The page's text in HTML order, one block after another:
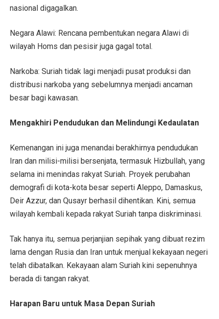
nasional digagalkan.
Negara Alawi: Rencana pembentukan negara Alawi di
wilayah Homs dan pesisir juga gagal total.
Narkoba: Suriah tidak lagi menjadi pusat produksi dan
distribusi narkoba yang sebelumnya menjadi ancaman
besar bagi kawasan.
Mengakhiri Pendudukan dan Melindungi Kedaulatan
Kemenangan ini juga menandai berakhirnya pendudukan
Iran dan milisi-milisi bersenjata, termasuk Hizbullah, yang
selama ini menindas rakyat Suriah. Proyek perubahan
demografi di kota-kota besar seperti Aleppo, Damaskus,
Deir Azzur, dan Qusayr berhasil dihentikan. Kini, semua
wilayah kembali kepada rakyat Suriah tanpa diskriminasi.
Tak hanya itu, semua perjanjian sepihak yang dibuat rezim
lama dengan Rusia dan Iran untuk menjual kekayaan negeri
telah dibatalkan. Kekayaan alam Suriah kini sepenuhnya
berada di tangan rakyat.
Harapan Baru untuk Masa Depan Suriah